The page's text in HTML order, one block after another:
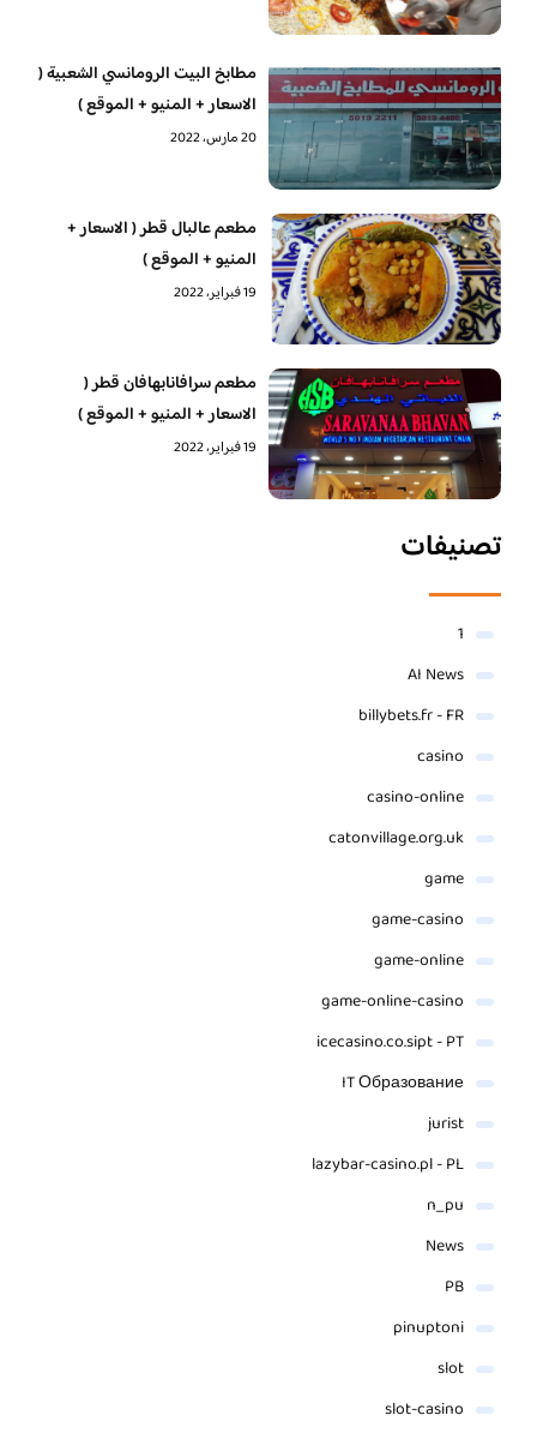
مطابخ البيت الرومانسي الشعبية (
الاسعار + المنيو + الموقع )
20 مارس، 2022
مطعم عالبال قطر ( الاسعار +
المنيو + الموقع )
19 فبراير، 2022
مطعم سرافانابهافان قطر (
الاسعار + المنيو + الموقع )
19 فبراير، 2022
تصنيفات
1
AI News
billybets.fr - FR
casino
casino-online
catonvillage.org.uk
game
game-casino
game-online
game-online-casino
icecasino.co.sipt - PT
IT Образование
jurist
lazybar-casino.pl - PL
n_pu
News
PB
pinuptoni
slot
slot-casino